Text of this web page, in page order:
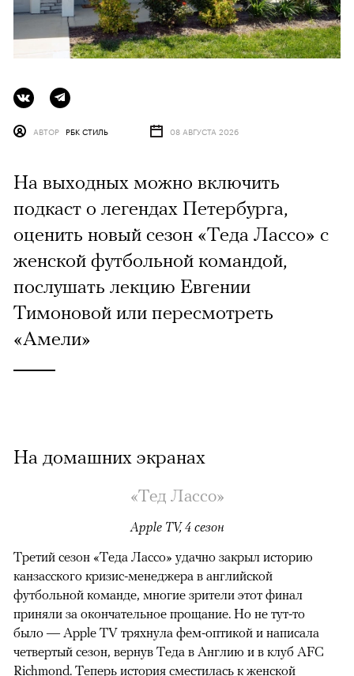
АВТОР РБК СТИЛЬ 08 АВГУСТА 2026
На выходных можно включить
подкаст о легендах Петербурга,
оценить новый сезон «Теда Лассо» с
женской футбольной командой,
послушать лекцию Евгении
Тимоновой или пересмотреть
«Амели»
На домашних экранах
«Тед Лассо»
Apple TV, 4 сезон
Третий сезон «Теда Лассо» удачно закрыл историю
канзасского кризис-менеджера в английской
футбольной команде, многие зрители этот финал
приняли за окончательное прощание. Но не тут-то
было — Apple TV тряхнула фем-оптикой и написала
четвертый сезон, вернув Теда в Англию и в клуб AFC
Richmond. Теперь история сместилась к женской